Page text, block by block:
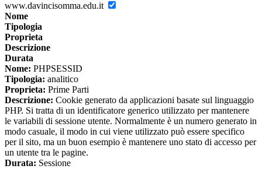
www.davincisomma.edu.it
Nome
Tipologia
Proprieta
Descrizione
Durata
Nome: PHPSESSID
Tipologia: analitico
Proprieta: Prime Parti
Descrizione: Cookie generato da applicazioni basate sul linguaggio
PHP. Si tratta di un identificatore generico utilizzato per mantenere
le variabili di sessione utente. Normalmente è un numero generato in
modo casuale, il modo in cui viene utilizzato può essere specifico
per il sito, ma un buon esempio è mantenere uno stato di accesso per
un utente tra le pagine.
Durata: Sessione